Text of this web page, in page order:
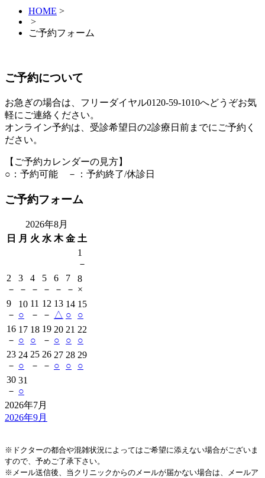
HOME >
>
ご予約フォーム
ご予約について
お急ぎの場合は、フリーダイヤル0120-59-1010へどうぞお気
軽にご連絡ください。
オンライン予約は、受診希望日の2診療日前までにご予約く
ださい。
【ご予約カレンダーの見方】
○：予約可能 －：予約終了/休診日
ご予約フォーム
2026年8月
日
月 火 水 木 金 土
1
－
2
－
3
－
4
－
5
－
6
－
7
－
8
×
9
－
10
○
11
－
12
－
13
△
14
○
15
○
16
－
17
○
18
○
19
－
20
○
21
○
22
○
23
－
24
○
25
－
26
－
27
○
28
○
29
○
30
－
31
○
2026年7月
2026年9月
※ドクターの都合や混雑状況によってはご希望に添えない場合がございま
すので、予めご了承下さい。
※メール送信後、当クリニックからのメールが届かない場合は、メールア